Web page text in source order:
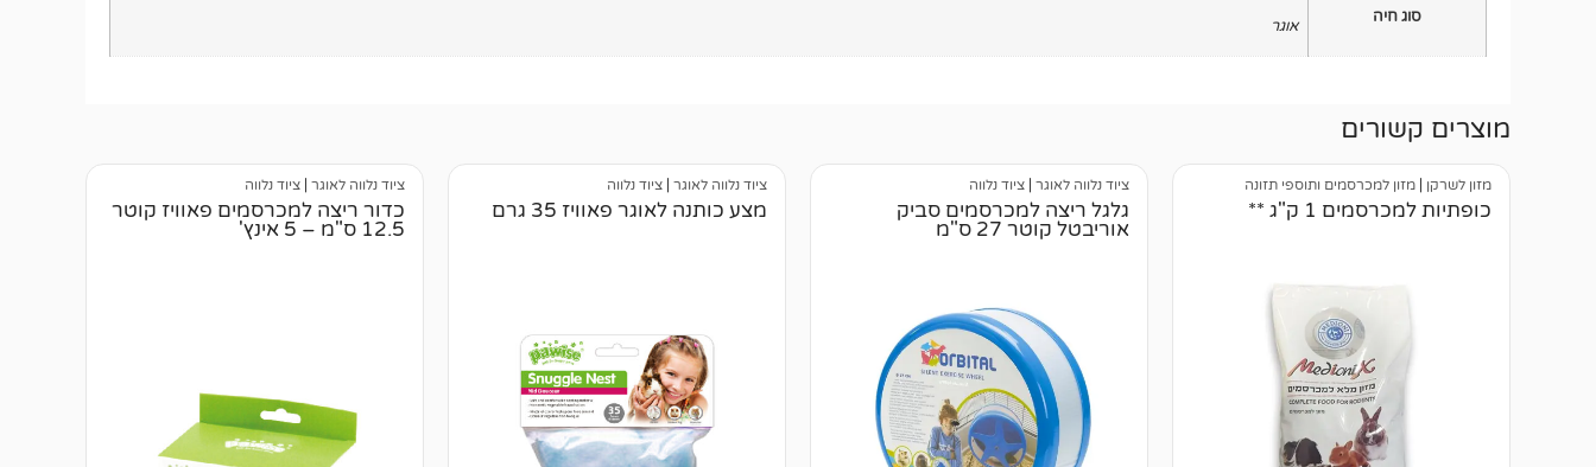
סוג חיה אוגר
מוצרים קשורים
מזון לשרקן מזון למכרסמים ותוספי תזונה
כופתיות למכרסמים 1 ק"ג **
ציוד נלווה לאוגר ציוד נלווה
גלגל ריצה למכרסמים סביק
אוריבטל קוטר 27 ס"מ
ציוד נלווה לאוגר ציוד נלווה
מצע כותנה לאוגר פאוויז 35 גרם
ציוד נלווה לאוגר ציוד נלווה
כדור ריצה למכרסמים פאוויז קוטר
12.5 ס"מ – 5 אינץ'